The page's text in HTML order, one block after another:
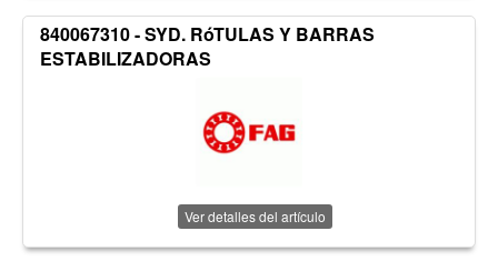
840067310 - SYD. RóTULAS Y BARRAS
ESTABILIZADORAS
Ver detalles del artículo